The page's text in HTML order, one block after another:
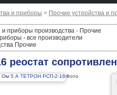
и приборы > Прочие устройства и
и приборы производства - Прочие
- все производители
Прочие
реостат
Фото